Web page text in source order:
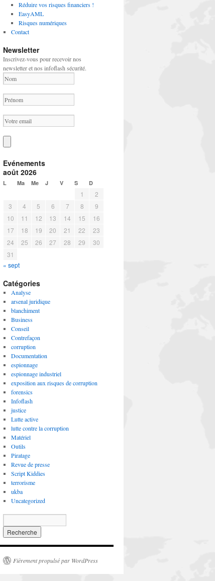
Réduire vos risques financiers !
EasyAML
Risques numériques
Contact
Newsletter
Inscrivez-vous pour recevoir nos
newsletter et nos infoflash sécurité.
Evénements
août 2026
L Ma Me J V S D
« sept
1
2
3
4 5 6 7 8
9
10
11 12 13 14 15
16
17
18 19 20 21 22
23
24
25 26 27 28 29
30
31
Catégories
Analyse
arsenal juridique
blanchiment
Business
Conseil
Contrefaçon
corruption
Documentation
espionnage
espionnage industriel
exposition aux risques de corruption
forensics
Infoflash
justice
Lutte active
lutte contre la corruption
Matériel
Outils
Piratage
Revue de presse
Script Kiddies
terrorisme
ukba
Uncategorized
Fièrement propulsé par WordPress